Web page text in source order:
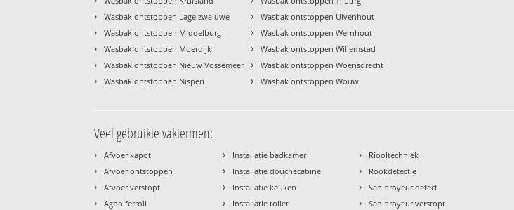
› Wasbak ontstoppen Lage zwaluwe
› Wasbak ontstoppen Middelburg
› Wasbak ontstoppen Moerdijk
› Wasbak ontstoppen Nieuw Vossemeer
› Wasbak ontstoppen Nispen
› Wasbak ontstoppen Ulvenhout
› Wasbak ontstoppen Wernhout
› Wasbak ontstoppen Willemstad
› Wasbak ontstoppen Woensdrecht
› Wasbak ontstoppen Wouw
Veel gebruikte vaktermen:
› Afvoer kapot
› Afvoer ontstoppen
› Afvoer verstopt
› Agpo ferroli
› Installatie badkamer
› Installatie douchecabine
› Installatie keuken
› Installatie toilet
› Riooltechniek
› Rookdetectie
› Sanibroyeur defect
› Sanibroyeur verstopt